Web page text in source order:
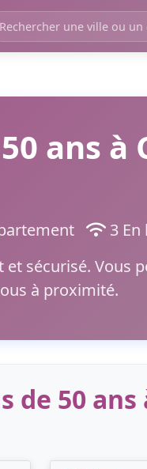
ans à
3 En
sécurisé. Vous
à proximité.
de 50